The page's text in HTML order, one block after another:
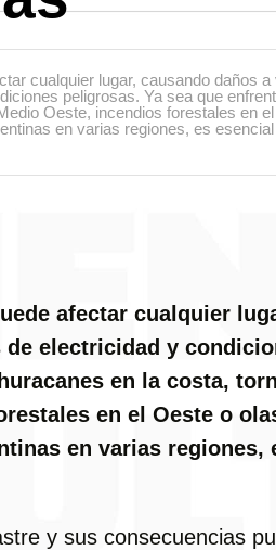
cualquier lugar, causando daños a
peligrosas. Ya sea que
Oeste, incendios forestales en
en varias regiones, es
afectar cualquier
electricidad y
en la costa,
en el Oeste o
en varias regiones,
y sus consecuencias